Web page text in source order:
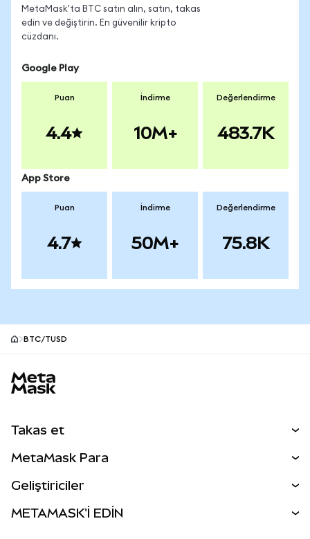
MetaMask'ta BTC satın alın, satın, takas
edin ve değiştirin. En güvenilir kripto
cüzdanı.
Google Play
Puan
4.4
İndirme
10M+
Değerlendirme
483.7K
App Store
Puan
4.7
İndirme
50M+
Değerlendirme
75.8K
BTC/TUSD
Takas et
Perps
RWA'lar
MetaMask Para
Geliştiriciler
METAMASK'İ EDİN